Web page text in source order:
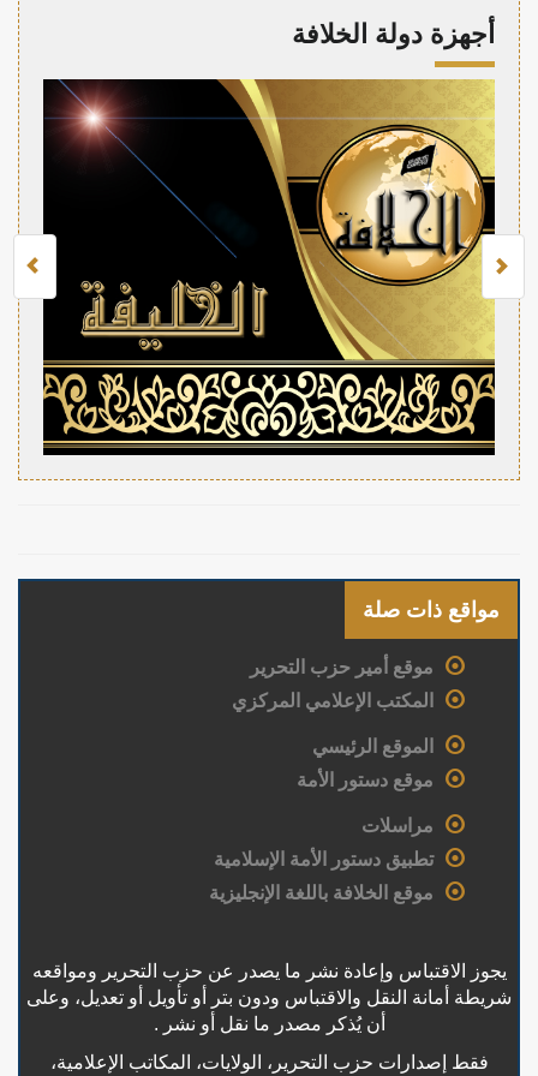
أجهزة دولة الخلافة
مواقع ذات صلة
موقع أمير حزب التحرير
المكتب الإعلامي المركزي
الموقع الرئيسي
موقع دستور الأمة
مراسلات
تطبيق دستور الأمة الإسلامية
موقع الخلافة باللغة الإنجليزية
يجوز الاقتباس وإعادة نشر ما يصدر عن حزب التحرير ومواقعه
شريطة أمانة النقل والاقتباس ودون بتر أو تأويل أو تعديل، وعلى
أن يُذكر مصدر ما نقل أو نشر .
فقط إصدارات حزب التحرير، الولايات، المكاتب الإعلامية،